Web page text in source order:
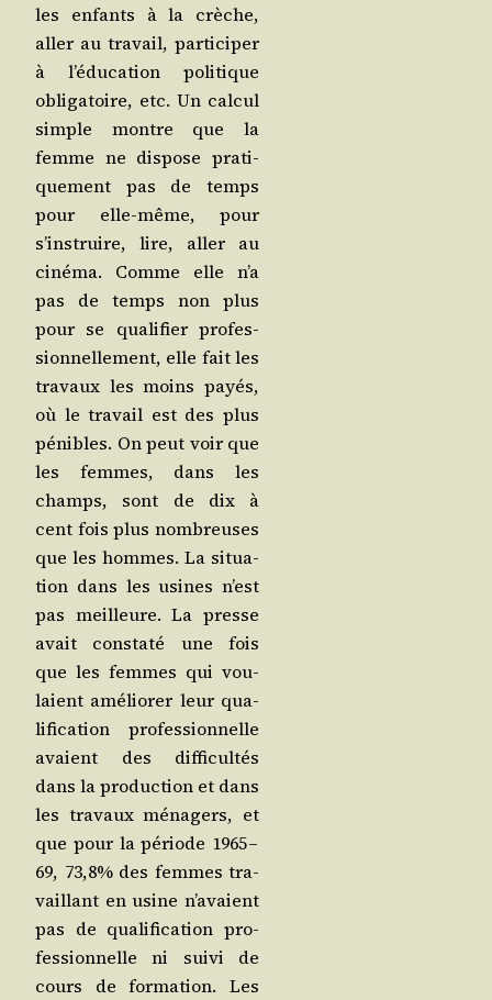
les enfants à la crèche,
aller au tra­vail, par­ti­ci­per
à l’é­du­ca­tion poli­tique
obli­ga­toire, etc. Un cal­cul
simple montre que la
femme ne dis­pose pra­ti­
que­ment pas de temps
pour elle-même, pour
s’ins­truire, lire, aller au
ciné­ma. Comme elle n’a
pas de temps non plus
pour se qua­li­fier pro­fes­
sion­nel­le­ment, elle fait les
tra­vaux les moins payés,
où le tra­vail est des plus
pénibles. On peut voir que
les femmes, dans les
champs, sont de dix à
cent fois plus nom­breuses
que les hommes. La situa­
tion dans les usines n’est
pas meilleure. La presse
avait consta­té une fois
que les femmes qui vou­
laient amé­lio­rer leur qua­
li­fi­ca­tion pro­fes­sion­nelle
avaient des dif­fi­cul­tés
dans la pro­duc­tion et dans
les tra­vaux ména­gers, et
que pour la période 1965 –
69, 73,8% des femmes tra­
vaillant en usine n’a­vaient
pas de qua­li­fi­ca­tion pro­
fes­sion­nelle ni sui­vi de
cours de for­ma­tion. Les